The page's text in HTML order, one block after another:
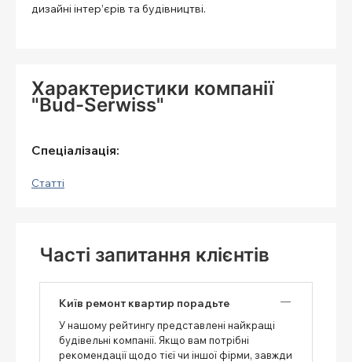
дизайні інтер’єрів та будівництві.
Характеристики компанії
"Bud-Serwiss"
Спеціалізація:
Статті
Часті запитання клієнтів
Київ ремонт квартир порадьте
У нашому рейтингу представлені найкращі
будівельні компанії. Якщо вам потрібні
рекомендації щодо тієї чи іншої фірми, завжди